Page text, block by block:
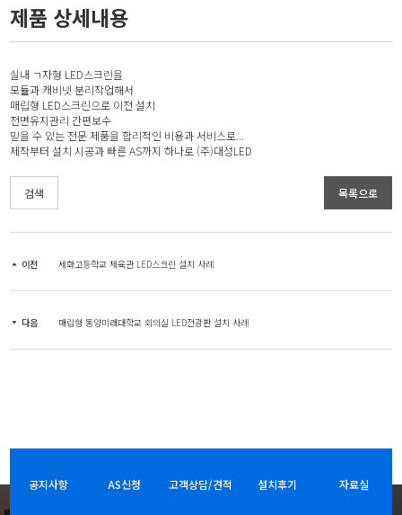
제품 상세내용
실내 ㄱ자형 LED스크린을
모듈과 캐비넷 분리작업해서
매립형 LED스크린으로 이전 설치
전면유지관리 간편보수
믿을 수 있는 전문 제품을 합리적인 비용과 서비스로...
제작부터 설치 시공과 빠른 AS까지 하나로 (주)대성LED
검색 목록으로
이전 세화고등학교 체육관 LED스크린 설치 사례
다음 매립형 동양미래대학교 회의실 LED전광판 설치 사례
공지사항 AS신청 고객상담/견적 설치후기 자료실